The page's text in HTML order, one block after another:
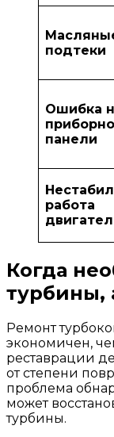
подтеки
Ошибка
панели
работа
Когда
турбины,
Ремонт
экономичен,
реставрации
от степени
проблема
может
турбины.